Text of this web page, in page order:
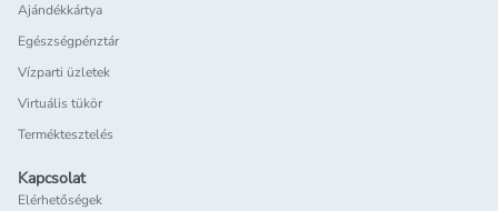
Ajándékkártya
Egészségpénztár
Vízparti üzletek
Virtuális tükör
Terméktesztelés
Kapcsolat
Elérhetőségek